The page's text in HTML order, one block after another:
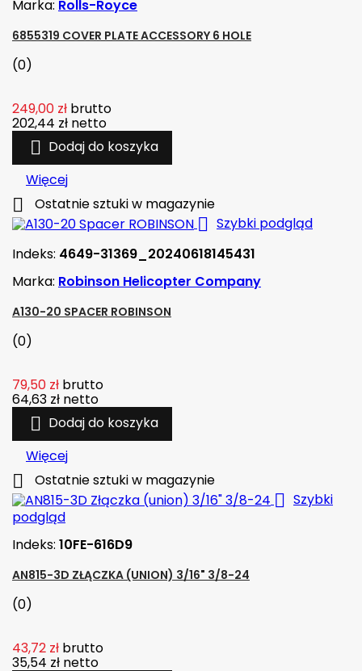
Marka: Rolls-Royce
6855319 COVER PLATE ACCESSORY 6 HOLE
(0)
249,00 zł brutto
202,44 zł netto
 Dodaj do koszyka
Więcej
 Ostatnie sztuki w magazynie
 Szybki podgląd
Indeks: 4649-31369_20240618145431
Marka: Robinson Helicopter Company
A130-20 SPACER ROBINSON
(0)
79,50 zł brutto
64,63 zł netto
 Dodaj do koszyka
Więcej
 Ostatnie sztuki w magazynie
 Szybki
podgląd
Indeks: 10FE-616D9
AN815-3D ZŁĄCZKA (UNION) 3/16" 3/8-24
(0)
43,72 zł brutto
35,54 zł netto